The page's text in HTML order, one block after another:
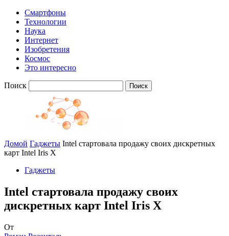
Смартфоны
Технологии
Наука
Интернет
Изобретения
Космос
Это интересно
Поиск
Домой Гаджеты Intel стартовала продажу своих дискретных
карт Intel Iris X
Гаджеты
Intel стартовала продажу своих
дискретных карт Intel Iris X
От